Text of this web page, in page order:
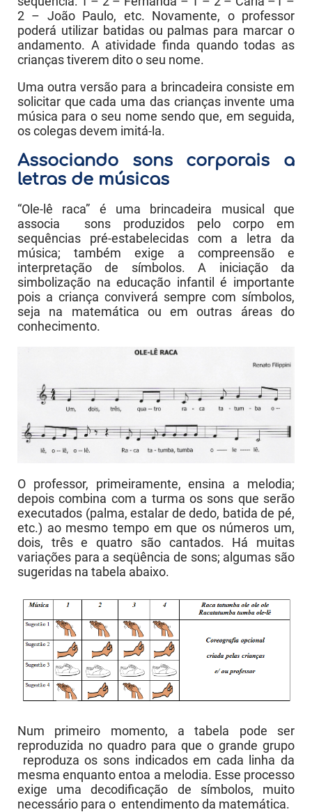
2 – João Paulo, etc. Novamente, o professor
poderá utilizar batidas ou palmas para marcar o
andamento. A atividade finda quando todas as
crianças tiverem dito o seu nome.
Uma outra versão para a brincadeira consiste em
solicitar que cada uma das crianças invente uma
música para o seu nome sendo que, em seguida,
os colegas devem imitá-la.
Associando sons corporais a
letras de músicas
“Ole-lê raca” é uma brincadeira musical que
associa sons produzidos pelo corpo em
sequências pré-estabelecidas com a letra da
música; também exige a compreensão e
interpretação de símbolos. A iniciação da
simbolização na educação infantil é importante
pois a criança conviverá sempre com símbolos,
seja na matemática ou em outras áreas do
conhecimento.
O professor, primeiramente, ensina a melodia;
depois combina com a turma os sons que serão
executados (palma, estalar de dedo, batida de pé,
etc.) ao mesmo tempo em que os números um,
dois, três e quatro são cantados. Há muitas
variações para a seqüência de sons; algumas são
sugeridas na tabela abaixo.
Num primeiro momento, a tabela pode ser
reproduzida no quadro para que o grande grupo
reproduza os sons indicados em cada linha da
mesma enquanto entoa a melodia. Esse processo
exige uma decodificação de símbolos, muito
necessário para o entendimento da matemática.